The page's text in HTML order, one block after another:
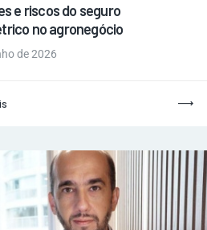
e riscos do seguro
no agronegócio
de 2026